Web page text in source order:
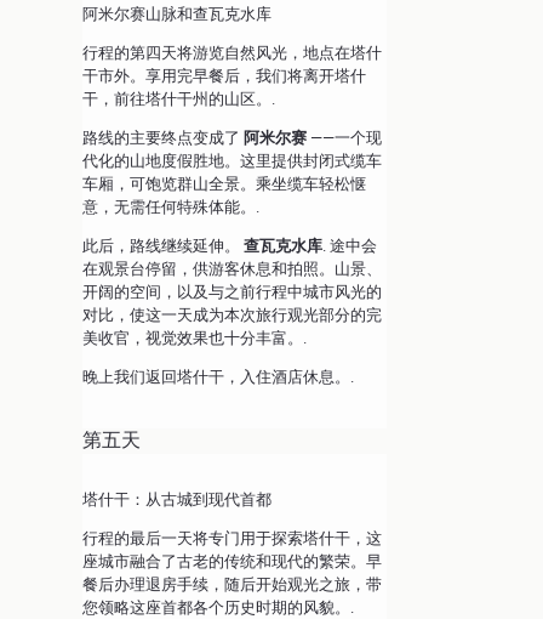
阿米尔赛山脉和查瓦克水库
行程的第四天将游览自然风光，地点在塔什
干市外。享用完早餐后，我们将离开塔什
干，前往塔什干州的山区。.
路线的主要终点变成了 阿米尔赛 ——一个现
代化的山地度假胜地。这里提供封闭式缆车
车厢，可饱览群山全景。乘坐缆车轻松惬
意，无需任何特殊体能。.
此后，路线继续延伸。 查瓦克水库. 途中会
在观景台停留，供游客休息和拍照。山景、
开阔的空间，以及与之前行程中城市风光的
对比，使这一天成为本次旅行观光部分的完
美收官，视觉效果也十分丰富。.
晚上我们返回塔什干，入住酒店休息。.
第五天
塔什干：从古城到现代首都
行程的最后一天将专门用于探索塔什干，这
座城市融合了古老的传统和现代的繁荣。早
餐后办理退房手续，随后开始观光之旅，带
您领略这座首都各个历史时期的风貌。.